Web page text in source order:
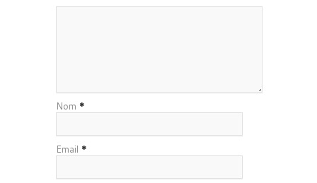
Nom *
Email *